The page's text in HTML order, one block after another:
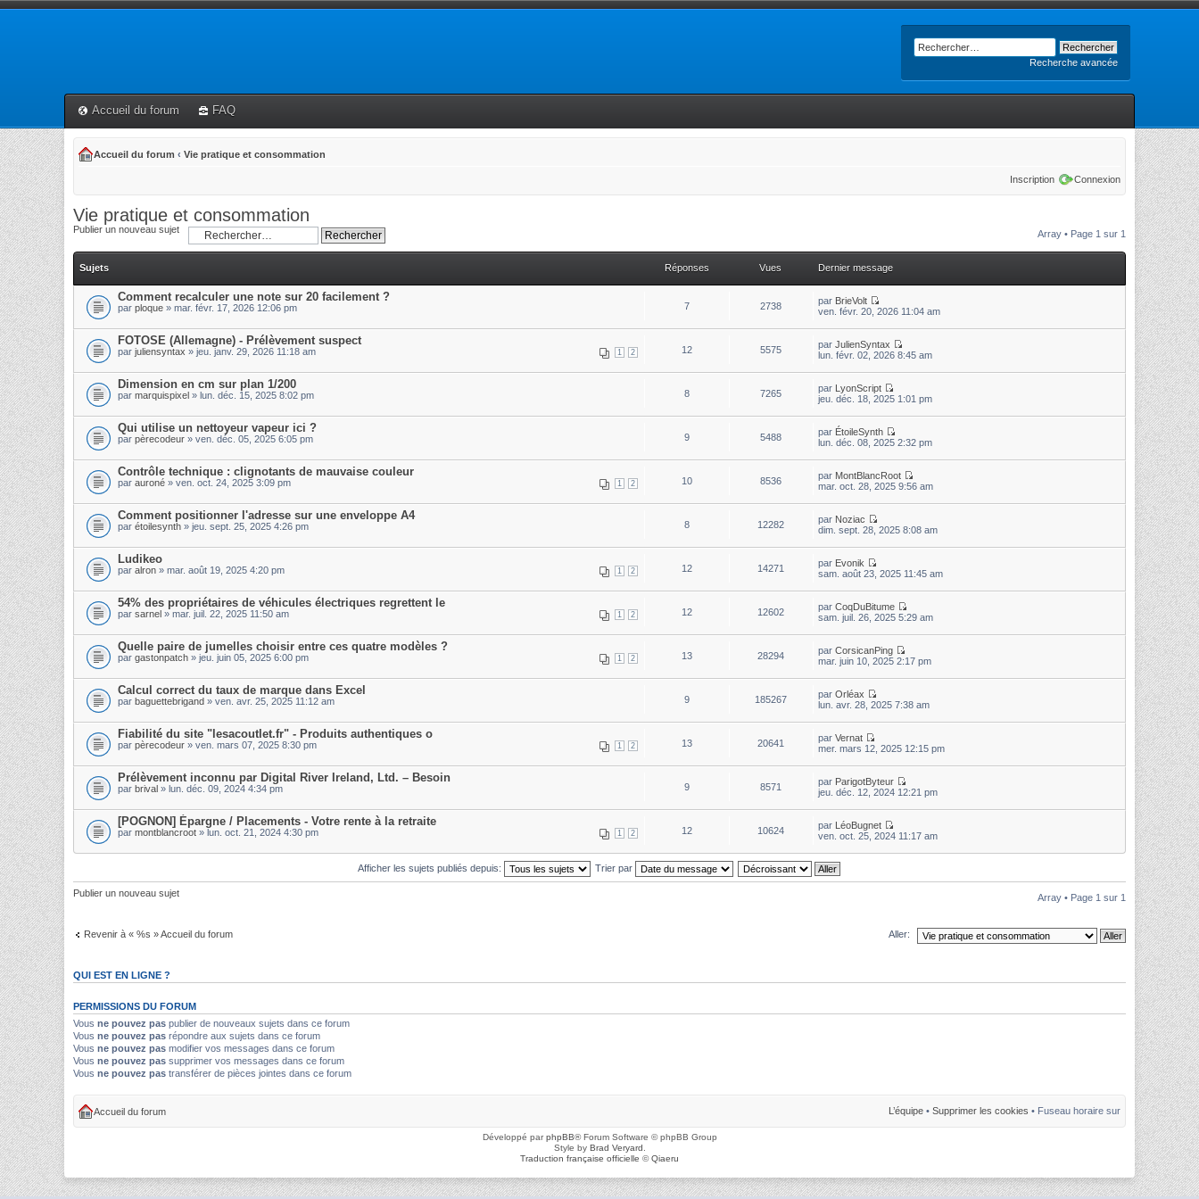
Recherche avancée
Accueil du forum FAQ
Accueil du forum ‹ Vie pratique et consommation
Inscription Connexion
Vie pratique et consommation
Publier un nouveau sujet Array • Page 1 sur 1
Sujets Réponses Vues Dernier message
Comment recalculer une note sur 20 facilement ?
par ploque » mar. févr. 17, 2026 12:06 pm 7 2738 par BrieVolt
ven. févr. 20, 2026 11:04 am
FOTOSE (Allemagne) - Prélèvement suspect
1 2
par juliensyntax » jeu. janv. 29, 2026 11:18 am 12 5575 parJulienSyntax
lun. févr. 02, 2026 8:45 am
Dimension en cm sur plan 1/200
par marquispixel » lun. déc. 15, 2025 8:02 pm 8 7265 par LyonScript
jeu. déc. 18, 2025 1:01 pm
Qui utilise un nettoyeur vapeur ici ?
par pèrecodeur » ven. déc. 05, 2025 6:05 pm 9 5488 par ÉtoileSynth
lun. déc. 08, 2025 2:32 pm
Contrôle technique : clignotants de mauvaise couleur
1 2
par auroné » ven. oct. 24, 2025 3:09 pm 10 8536 par MontBlancRoot
mar. oct. 28, 2025 9:56 am
Comment positionner l'adresse sur une enveloppe A4
par étoilesynth » jeu. sept. 25, 2025 4:26 pm 8 12282 par Noziac
dim. sept. 28, 2025 8:08 am
Ludikeo
1 2
par alron » mar. août 19, 2025 4:20 pm 12 14271 par Evonik
sam. août 23, 2025 11:45 am
54% des propriétaires de véhicules électriques regrettent le
1 2
par sarnel » mar. juil. 22, 2025 11:50 am 12 12602 parCoqDuBitume
sam. juil. 26, 2025 5:29 am
Quelle paire de jumelles choisir entre ces quatre modèles ?
1 2
par gastonpatch » jeu. juin 05, 2025 6:00 pm 13 28294 parCorsicanPing
mar. juin 10, 2025 2:17 pm
Calcul correct du taux de marque dans Excel
par baguettebrigand » ven. avr. 25, 2025 11:12 am 9 185267 parOrléax
lun. avr. 28, 2025 7:38 am
Fiabilité du site "lesacoutlet.fr" - Produits authentiques o
1 2
par pèrecodeur » ven. mars 07, 2025 8:30 pm 13 20641 parVernat
mer. mars 12, 2025 12:15 pm
Prélèvement inconnu par Digital River Ireland, Ltd. – Besoin
par brival » lun. déc. 09, 2024 4:34 pm 9 8571 par ParigotByteur
jeu. déc. 12, 2024 12:21 pm
[POGNON] Épargne / Placements - Votre rente à la retraite
1 2
par montblancroot » lun. oct. 21, 2024 4:30 pm 12 10624 par LéoBugnet
ven. oct. 25, 2024 11:17 am
Afficher les sujets publiés depuis: Trier par
Publier un nouveau sujet Array • Page 1 sur 1
Revenir à « %s » Accueil du forum Aller:
QUI EST EN LIGNE ?
PERMISSIONS DU FORUM
Vous ne pouvez pas publier de nouveaux sujets dans ce forum
Vous ne pouvez pas répondre aux sujets dans ce forum
Vous ne pouvez pas modifier vos messages dans ce forum
Vous ne pouvez pas supprimer vos messages dans ce forum
Vous ne pouvez pas transférer de pièces jointes dans ce forum
Accueil du forum L’équipe • Supprimer les cookies • Fuseau horaire sur
Développé parphpBB® Forum Software © phpBB Group
Style by Brad Veryard
Traduction française officielle ©Qiaeru